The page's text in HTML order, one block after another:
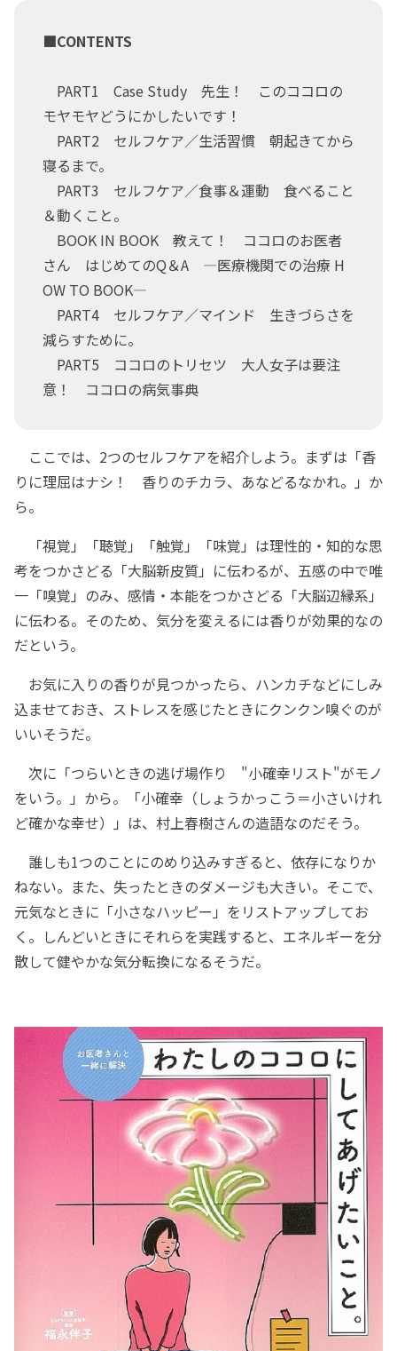
■CONTENTS
PART1 Case Study 先生！ このココロの
モヤモヤどうにかしたいです！
PART2 セルフケア／生活習慣 朝起きてから
寝るまで。
PART3 セルフケア／食事＆運動 食べること
＆動くこと。
BOOK IN BOOK 教えて！ ココロのお医者
さん はじめてのQ＆A ―医療機関での治療 H
OW TO BOOK―
PART4 セルフケア／マインド 生きづらさを
減らすために。
PART5 ココロのトリセツ 大人女子は要注
意！ ココロの病気事典
ここでは、2つのセルフケアを紹介しよう。まずは「香
りに理屈はナシ！ 香りのチカラ、あなどるなかれ。」か
ら。
「視覚」「聴覚」「触覚」「味覚」は理性的・知的な思
考をつかさどる「大脳新皮質」に伝わるが、五感の中で唯
一「嗅覚」のみ、感情・本能をつかさどる「大脳辺縁系」
に伝わる。そのため、気分を変えるには香りが効果的なの
だという。
お気に入りの香りが見つかったら、ハンカチなどにしみ
込ませておき、ストレスを感じたときにクンクン嗅ぐのが
いいそうだ。
次に「つらいときの逃げ場作り "小確幸リスト"がモノ
をいう。」から。「小確幸（しょうかっこう＝小さいけれ
ど確かな幸せ）」は、村上春樹さんの造語なのだそう。
誰しも1つのことにのめり込みすぎると、依存になりか
ねない。また、失ったときのダメージも大きい。そこで、
元気なときに「小さなハッピー」をリストアップしてお
く。しんどいときにそれらを実践すると、エネルギーを分
散して健やかな気分転換になるそうだ。